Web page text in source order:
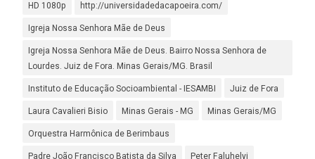
HD 1080p http://universidadedacapoeira.com/
Igreja Nossa Senhora Mãe de Deus
Igreja Nossa Senhora Mãe de Deus. Bairro Nossa Senhora de
Lourdes. Juiz de Fora. Minas Gerais/MG. Brasil
Instituto de Educação Socioambiental - IESAMBI Juiz de Fora
Laura Cavalieri Bisio Minas Gerais - MG Minas Gerais/MG
Orquestra Harmônica de Berimbaus
Padre João Francisco Batista da Silva Peter Faluhelyi